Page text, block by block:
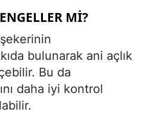
MI?
bulunarak ani açlık
Bu da
daha iyi kontrol